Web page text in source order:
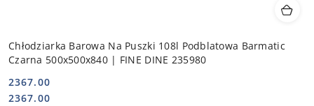
Chłodziarka Barowa Na Puszki 108l Podblatowa Barmatic
Czarna 500x500x840 | FINE DINE 235980
Cena:
2367.00
Cena:
2367.00